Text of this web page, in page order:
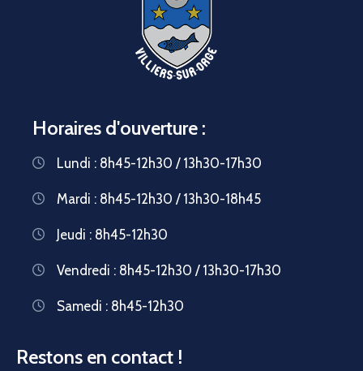
Horaires d'ouverture :
Lundi : 8h45-12h30 / 13h30-17h30
Mardi : 8h45-12h30 / 13h30-18h45
Jeudi : 8h45-12h30
Vendredi : 8h45-12h30 / 13h30-17h30
Samedi : 8h45-12h30
Restons en contact !